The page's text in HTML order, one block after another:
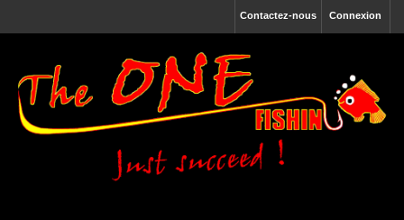
Connexion
Contactez-nous